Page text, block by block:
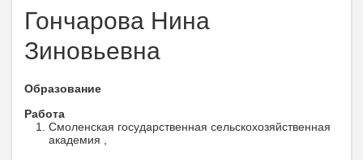
Гончарова Нина
Зиновьевна
Образование
Работа
Смоленская государственная сельскохозяйственная
академия ,